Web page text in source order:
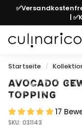
Direkt
Inhalt
|
c
l
i
n
a
r
Startseite /
Avocado
Topping
17
SKU: 031143